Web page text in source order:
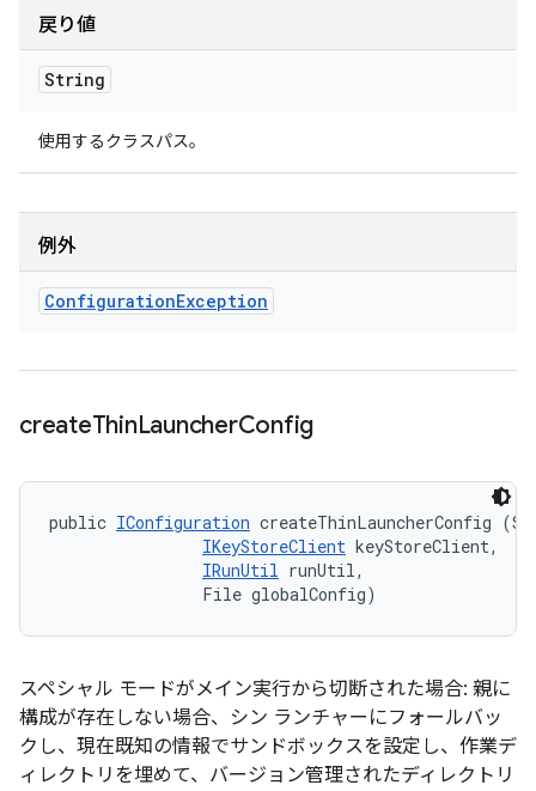
戻り値
String
使用するクラスパス。
例外
ConfigurationException
createThinLauncherConfig
public IConfiguration createThinLauncherConfig
IKeyStoreClient keyStoreClient,
IRunUtil runUtil,
                File globalConfig)
スペシャル モードがメイン実行から切断された場合: 親に
構成が存在しない場合、シン ランチャーにフォールバッ
クし、現在既知の情報でサンドボックスを設定し、作業デ
ィレクトリを埋めて、バージョン管理されたディレクトリ